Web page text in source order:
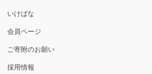
いけばな
会員ページ
ご寄附のお願い
採用情報